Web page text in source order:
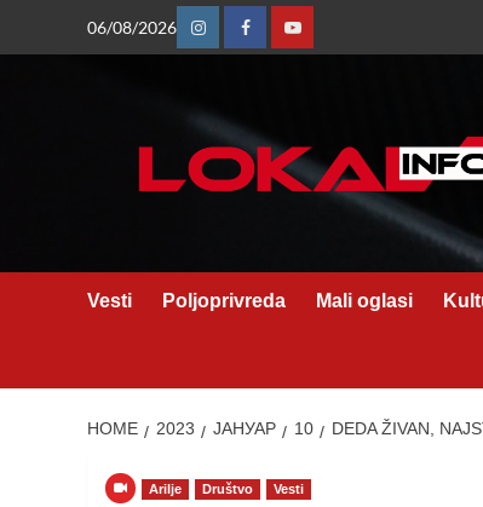
06/08/2026
InstagramFacebookYoutube
Vesti Poljoprivreda Mali oglasi
HOME 2023 ЈАНУАР 10 DEDA ŽIVAN,
Arilje Društvo Vesti